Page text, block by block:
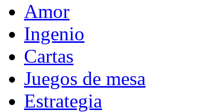
Amor
Ingenio
Cartas
Juegos de mesa
Estrategia